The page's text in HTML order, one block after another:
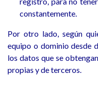
constantemente.
Por otro lado, según
equipo o dominio desde
los datos que se
propias y de terceros.